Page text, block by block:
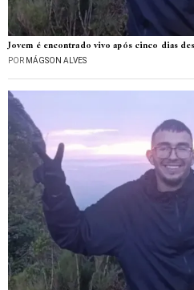
Jovem é encontrado vivo após cinco dias
POR MÁGSON ALVES